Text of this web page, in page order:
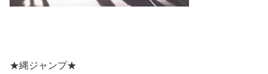
★縄ジャンプ★